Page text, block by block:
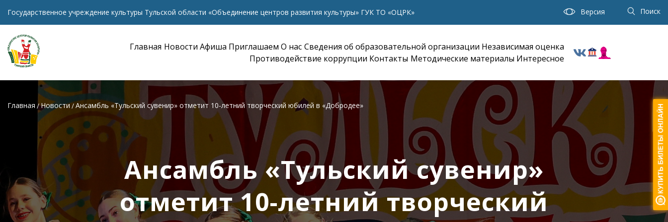
Государственное учреждение культуры Тульской области «Объединение центров развития культуры» ГУК ТО «ОЦРК» Версия Поиск
Главная Новости Афиша Приглашаем О нас Сведения об образовательной организации Независимая оценка
Противодействие коррупции Контакты Методические материалы Интересное
Главная Новости Ансамбль «Тульский сувенир» отметит 10-летний творческий юбилей в «Добродее»
Ансамбль «Тульский сувенир»
отметит 10-летний творческий